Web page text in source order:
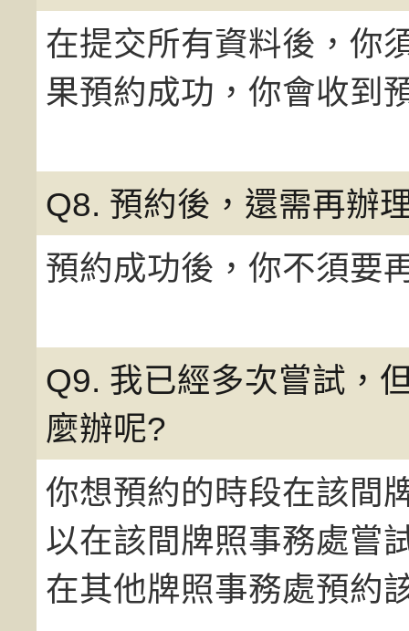
在提交所有資料後，你
果預約成功，你會收到
Q8. 預約後，還需再辦
預約成功後，你不須要
Q9. 我已經多次嘗試，
麼辦呢?
你想預約的時段在該間
以在該間牌照事務處嘗
在其他牌照事務處預約